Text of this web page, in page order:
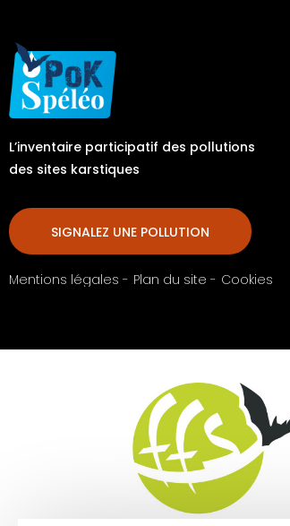
L’inventaire participatif des pollutions
des sites karstiques
SIGNALEZ UNE POLLUTION
Mentions légales - Plan du site - Cookies